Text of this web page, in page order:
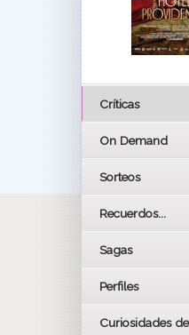
Críticas
On Demand
Sorteos
Recuerdos...
Sagas
Perfiles
Curiosidades